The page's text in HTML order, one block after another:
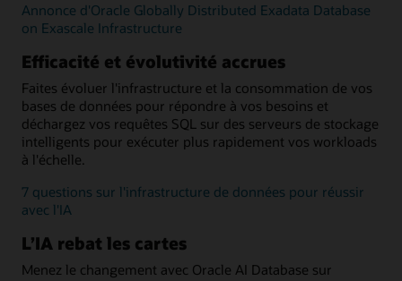
Annonce d'Oracle Globally Distributed Exadata Database
on Exascale Infrastructure
Efficacité et évolutivité accrues
Faites évoluer l'infrastructure et la consommation de vos
bases de données pour répondre à vos besoins et
déchargez vos requêtes SQL sur des serveurs de stockage
intelligents pour exécuter plus rapidement vos workloads
à l'échelle.
7 questions sur l'infrastructure de données pour réussir
avec l'IA
L’IA rebat les cartes
Menez le changement avec Oracle AI Database sur